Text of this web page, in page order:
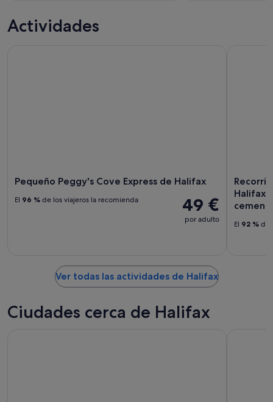
Actividades
Pequeño Peggy's Cove Express de Halifax
49 €
por adulto
El 96 % de los viajeros la recomienda
Halifax:
El 92 % de
Ver todas las actividades de Halifax
Ciudades cerca de Halifax